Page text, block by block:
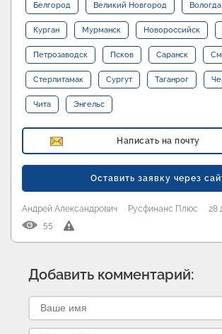
Белгород Великий Новгород Вологда
Курган Мурманск Новороссийск
Петрозаводск Псков Саранск
Стерлитамак Сургут Таганрог
Чита Энгельс
Написать на почту
Оставить заявку через
Андрей Александрович Русфинанс Плюс
28
55
Добавить комментарий: